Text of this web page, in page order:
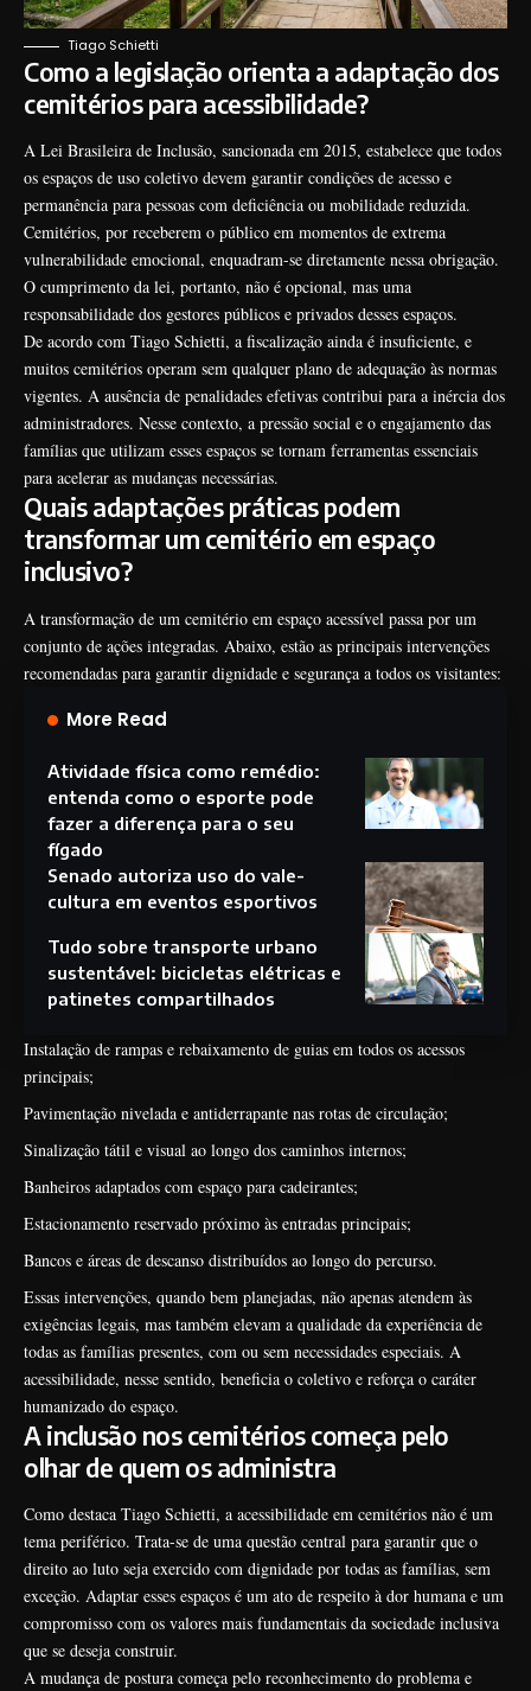
Tiago Schietti
Como a legislação orienta a adaptação dos
cemitérios para acessibilidade?
A Lei Brasileira de Inclusão, sancionada em 2015, estabelece que todos
os espaços de uso coletivo devem garantir condições de acesso e
permanência para pessoas com deficiência ou mobilidade reduzida.
Cemitérios, por receberem o público em momentos de extrema
vulnerabilidade emocional, enquadram-se diretamente nessa obrigação.
O cumprimento da lei, portanto, não é opcional, mas uma
responsabilidade dos gestores públicos e privados desses espaços.
De acordo com Tiago Schietti, a fiscalização ainda é insuficiente, e
muitos cemitérios operam sem qualquer plano de adequação às normas
vigentes. A ausência de penalidades efetivas contribui para a inércia dos
administradores. Nesse contexto, a pressão social e o engajamento das
famílias que utilizam esses espaços se tornam ferramentas essenciais
para acelerar as mudanças necessárias.
Quais adaptações práticas podem
transformar um cemitério em espaço
inclusivo?
A transformação de um cemitério em espaço acessível passa por um
conjunto de ações integradas. Abaixo, estão as principais intervenções
recomendadas para garantir dignidade e segurança a todos os visitantes:
More Read
Atividade física como remédio:
entenda como o esporte pode
fazer a diferença para o seu
fígado
Senado autoriza uso do vale-
cultura em eventos esportivos
Tudo sobre transporte urbano
sustentável: bicicletas elétricas e
patinetes compartilhados
Instalação de rampas e rebaixamento de guias em todos os acessos
principais;
Pavimentação nivelada e antiderrapante nas rotas de circulação;
Sinalização tátil e visual ao longo dos caminhos internos;
Banheiros adaptados com espaço para cadeirantes;
Estacionamento reservado próximo às entradas principais;
Bancos e áreas de descanso distribuídos ao longo do percurso.
Essas intervenções, quando bem planejadas, não apenas atendem às
exigências legais, mas também elevam a qualidade da experiência de
todas as famílias presentes, com ou sem necessidades especiais. A
acessibilidade, nesse sentido, beneficia o coletivo e reforça o caráter
humanizado do espaço.
A inclusão nos cemitérios começa pelo
olhar de quem os administra
Como destaca Tiago Schietti, a acessibilidade em cemitérios não é um
tema periférico. Trata-se de uma questão central para garantir que o
direito ao luto seja exercido com dignidade por todas as famílias, sem
exceção. Adaptar esses espaços é um ato de respeito à dor humana e um
compromisso com os valores mais fundamentais da sociedade inclusiva
que se deseja construir.
A mudança de postura começa pelo reconhecimento do problema e